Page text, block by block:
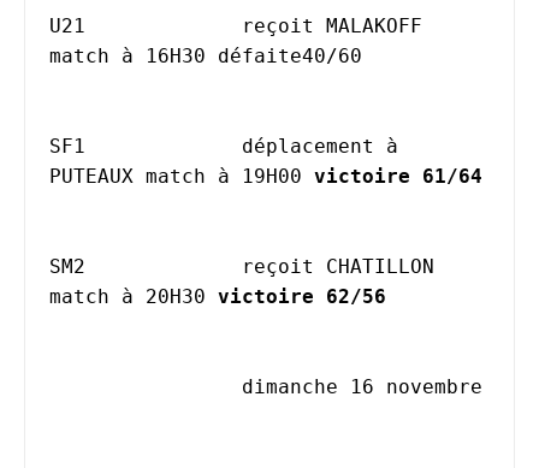
U21		reçoit MALAKOFF
match à 16H30 défaite40/60
SF1		déplacement à
PUTEAUX match à 19H00 victoire 61/64
SM2		reçoit CHATILLON
match à 20H30 victoire 62/56